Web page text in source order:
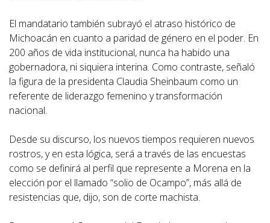
El mandatario también subrayó el atraso histórico de
Michoacán en cuanto a paridad de género en el poder. En
200 años de vida institucional, nunca ha habido una
gobernadora, ni siquiera interina. Como contraste, señaló
la figura de la presidenta Claudia Sheinbaum como un
referente de liderazgo femenino y transformación
nacional.
Desde su discurso, los nuevos tiempos requieren nuevos
rostros, y en esta lógica, será a través de las encuestas
como se definirá al perfil que represente a Morena en la
elección por el llamado “solio de Ocampo”, más allá de
resistencias que, dijo, son de corte machista.